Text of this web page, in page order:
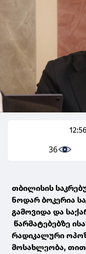
36
თბილისის
ნოდარ ბოკერია
გამოვიდა და
წარმატებებზე
რადიკალური
მოსახლეობა,